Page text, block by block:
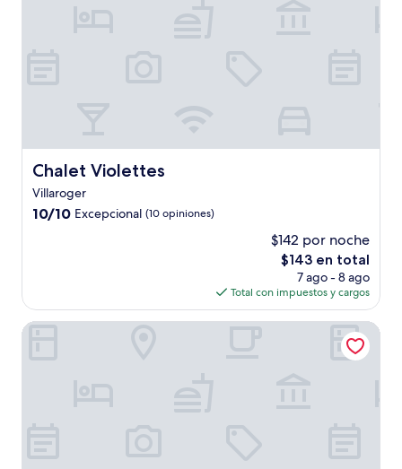
Chalet Violettes
Chalet Violettes
Villaroger
10.0
10/10 Excepcional (10 opiniones)
$142 por noche
El
precio
actual
es
de
$143 en total
7 ago - 8 ago
Total con impuestos y cargos
La Tourmaline